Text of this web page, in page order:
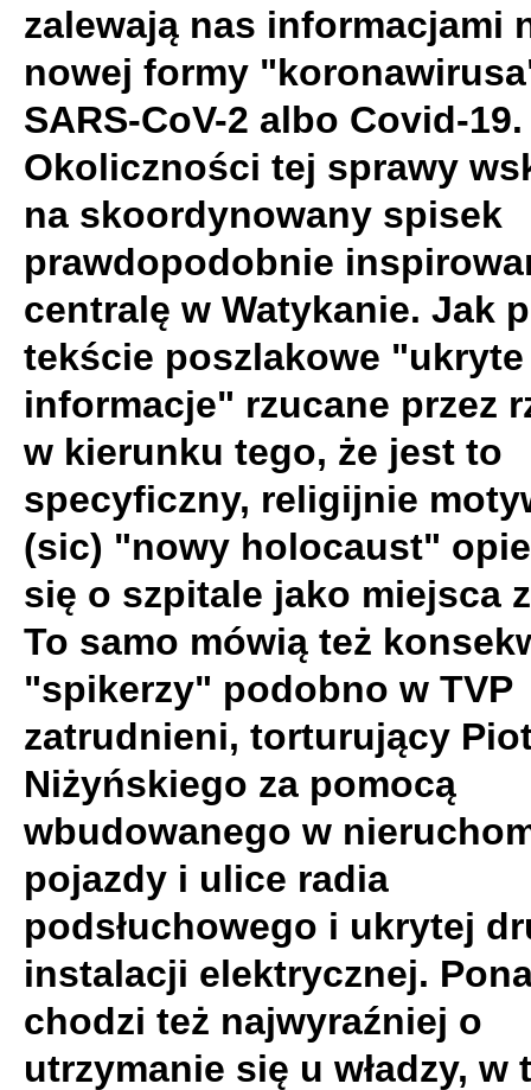
zalewają nas informacjami
nowej formy
SARS-CoV-2 albo Covid-19.
Okoliczności tej sprawy
na skoordynowany spisek
prawdopodobnie
centralę w Watykanie. Jak
tekście poszlakowe "ukryte
informacje" rzucane przez
w kierunku tego, że jest to
specyficzny, religijnie
(sic) "nowy holocaust"
się o szpitale jako miejsca
To samo mówią też
"spikerzy" podobno w TVP
zatrudnieni, torturujący
Niżyńskiego za pomocą
wbudowanego w
pojazdy i ulice radia
podsłuchowego i ukrytej
instalacji elektrycznej.
chodzi też najwyraźniej o
utrzymanie się u władzy, w